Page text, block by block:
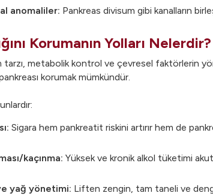
anomaliler: Pankreas divisum gibi kanalların
Korumanın Yolları Nelerdir?
tarzı, metabolik kontrol ve çevresel faktörlerin
korumak mümkündür.
Sigara hem pankreatit riskini artırır hem de
kaçınma: Yüksek ve kronik alkol tüketimi
yağ yönetimi: Liften zengin, tam taneli ve